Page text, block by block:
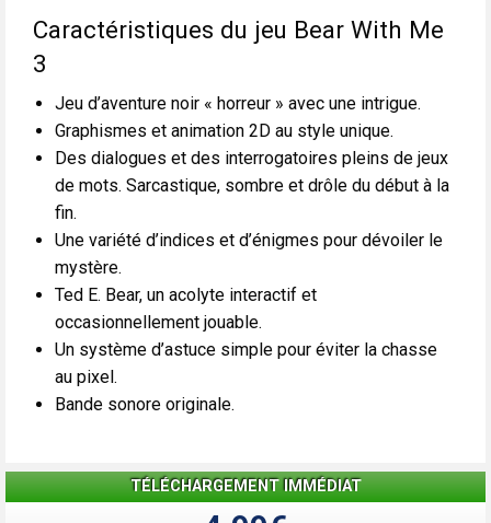
Caractéristiques du jeu Bear With Me
3
Jeu d’aventure noir « horreur » avec une intrigue.
Graphismes et animation 2D au style unique.
Des dialogues et des interrogatoires pleins de jeux
de mots. Sarcastique, sombre et drôle du début à la
fin.
Une variété d’indices et d’énigmes pour dévoiler le
mystère.
Ted E. Bear, un acolyte interactif et
occasionnellement jouable.
Un système d’astuce simple pour éviter la chasse
au pixel.
Bande sonore originale.
TÉLÉCHARGEMENT IMMÉDIAT